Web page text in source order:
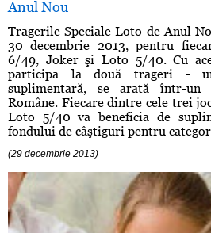
Anul Nou
Tragerile Speciale Loto de Anul
30 decembrie 2013, pentru
6/49, Joker şi Loto 5/40. Cu
participa la două trageri -
suplimentară, se arată într-un
Române. Fiecare dintre cele trei
Loto 5/40 va beneficia de
fondului de câştiguri pentru
(29 decembrie 2013)